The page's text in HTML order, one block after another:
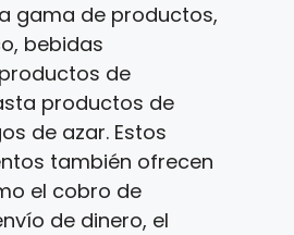
gama de productos,
bebidas
de
productos de
de azar. Estos
también ofrecen
el cobro de
de dinero, el